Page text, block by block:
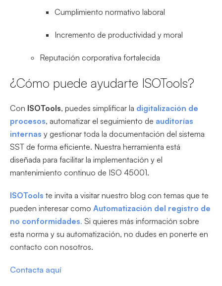
Cumplimiento normativo laboral
Incremento de productividad y moral
Reputación corporativa fortalecida
¿Cómo puede ayudarte ISOTools?
Con ISOTools, puedes simplificar la digitalización de
procesos, automatizar el seguimiento de auditorías
internas y gestionar toda la documentación del sistema
SST de forma eficiente. Nuestra herramienta está
diseñada para facilitar la implementación y el
mantenimiento continuo de ISO 45001.
ISOTools te invita a visitar nuestro blog con temas que te
pueden interesar como Automatización del registro de
no conformidades. Si quieres más información sobre
esta norma y su automatización, no dudes en ponerte en
contacto con nosotros.
Contacta aquí